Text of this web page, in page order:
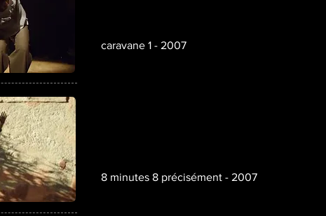
caravane 1 - 2007
8 minutes 8 précisément - 2007